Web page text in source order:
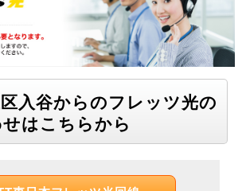
入谷からのフレッツ光の
はこちらから